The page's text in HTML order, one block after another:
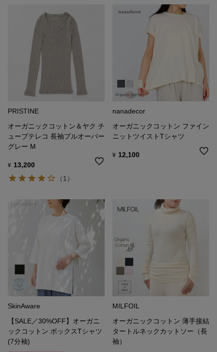
PRISTINE
オーガニックコットン＆ヤク チ
ューブテレコ 長袖プルオーバー
グレー M
¥ 13,200
（1）
nanadecor
オーガニックコットン ファイン
ニットツイストTシャツ
¥ 12,100
SkinAware
【SALE／30%OFF】オーガニ
ックコットン ボックスTシャツ
(7分袖)
MILFOIL
オーガニックコットン 薄手接結
タートルネックカットソー（長
袖）